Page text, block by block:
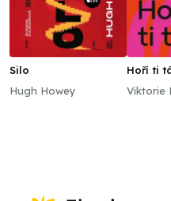
Silo
Hugh Howey
Hoří ti
Viktorie